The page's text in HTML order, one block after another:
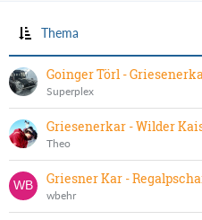
Thema
Goinger Törl -
Superplex
Griesenerkar - Wilder
Theo
Griesner Kar -
wbehr